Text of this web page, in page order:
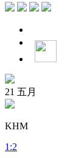
21 五月
KHM
1 :2